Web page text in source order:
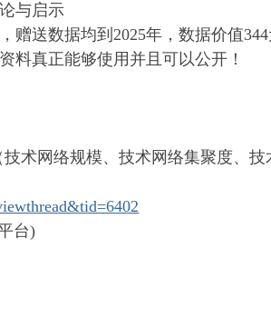
与启示
赠送数据均到2025年，数据价值
料真正能够使用并且可以公开！
术网络规模、技术网络集聚度、技
台)